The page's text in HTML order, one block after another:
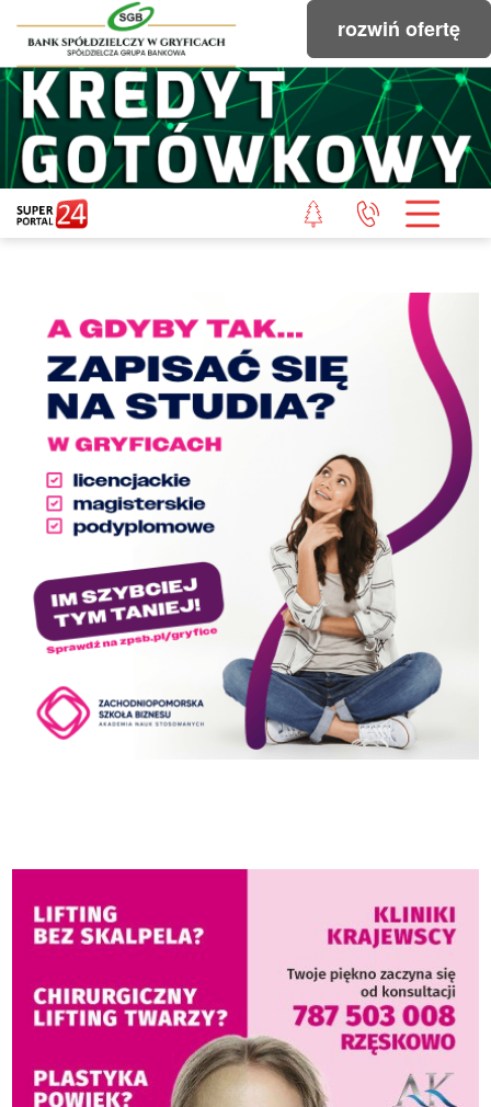
rozwiń ofertę
STRONA GŁÓWNA
POWIAT GRYFICKI
WIADOMOŚCI Z LASU
STUDIO SUPERPORTALU
KONTAKT
REDAKCJA
REGULAMIN